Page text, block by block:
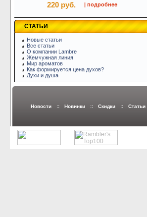
220 руб. | подробнее
СТАТЬИ
Новые статьи
Все статьи
О компании Lambre
Жемчужная линия
Мир ароматов
Как формируется цена духов?
Духи и душа
Новости :: Новинки :: Скидки :: Статьи